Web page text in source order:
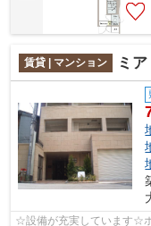
賃貸 | マンション ミ
☆設備が充実しています☆